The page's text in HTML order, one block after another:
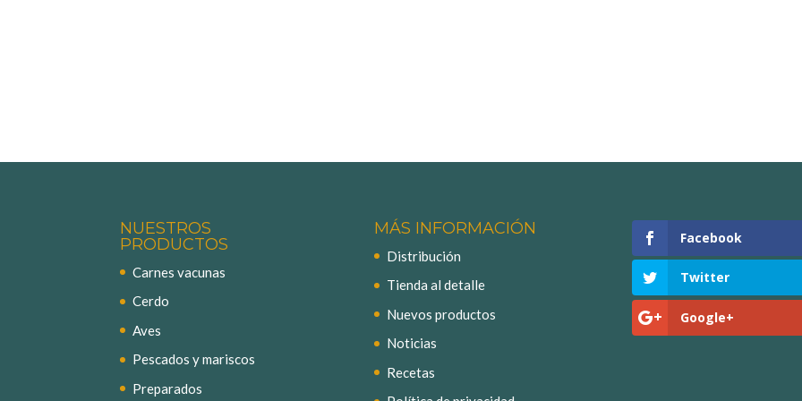
NUESTROS
PRODUCTOS
Carnes vacunas
Cerdo
Aves
Pescados y mariscos
Preparados
MÁS INFORMACIÓN
Distribución
Tienda al detalle
Nuevos productos
Noticias
Recetas
Facebook
Twitter
Google+